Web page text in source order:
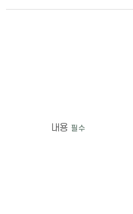
내용 필수